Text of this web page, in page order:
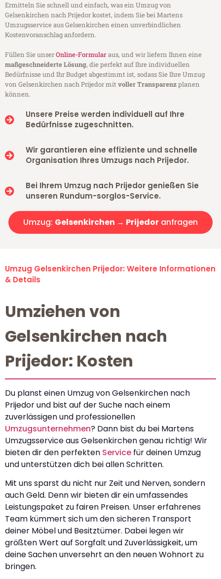
Ermitteln Sie schnell und einfach, was ein Umzug von
Gelsenkirchen nach Prijedor kostet, indem Sie bei Martens
Umzugsservice aus Gelsenkirchen einen unverbindlichen
Kostenvoranschlag anfordern.
Füllen Sie unserOnline-Formularaus, und wir liefern Ihnen eine
maßgeschneiderte Lösung, die perfekt auf Ihre individuellen
Bedürfnisse und Ihr Budget abgestimmt ist, sodass Sie Ihre Umzug
von Gelsenkirchen nach Prijedor mitvoller Transparenzplanen
können.
Unsere Preise werden individuell auf Ihre
Bedürfnisse zugeschnitten.
Wir garantieren eine effiziente und schnelle
Organisation Ihres Umzugs nach Prijedor.
Bei Ihrem Umzug nach Prijedor genießen Sie
unseren Rundum-sorglos-Service.
Umzug: Gelsenkirchen → Prijedor anfragen
Umzug Gelsenkirchen Prijedor: Weitere Informationen
& Details
Umziehen von
Gelsenkirchen nach
Prijedor: Kosten
Du planst einen Umzug von Gelsenkirchen nach
Prijedor und bist auf der Suche nach einem
zuverlässigen und professionellen
Umzugsunternehmen? Dann bist du bei Martens
Umzugsservice aus Gelsenkirchen genau richtig! Wir
bieten dir den perfekten Service für deinen Umzug
und unterstützen dich bei allen Schritten.
Mit uns sparst du nicht nur Zeit und Nerven, sondern
auch Geld. Denn wir bieten dir ein umfassendes
Leistungspaket zu fairen Preisen. Unser erfahrenes
Team kümmert sich um den sicheren Transport
deiner Möbel und Besitztümer. Dabei legen wir
größten Wert auf Sorgfalt und Zuverlässigkeit, um
deine Sachen unversehrt an den neuen Wohnort zu
bringen.